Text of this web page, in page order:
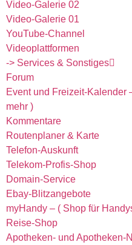
Video-Galerie 02
Video-Galerie 01
YouTube-Channel
Videoplattformen
-> Services & Sonstiges
Forum
Event und Freizeit-Kalender
mehr )
Kommentare
Routenplaner & Karte
Telefon-Auskunft
Telekom-Profis-Shop
Domain-Service
Ebay-Blitzangebote
myHandy – ( Shop für
Reise-Shop
Apotheken- und Apotheken-